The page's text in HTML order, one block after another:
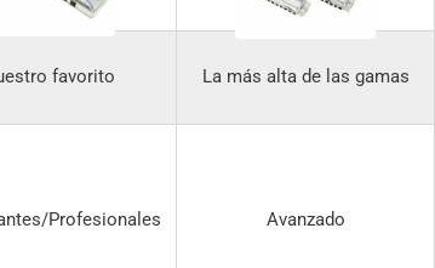
favorito La más alta de las gamas
Profesionales Avanzado